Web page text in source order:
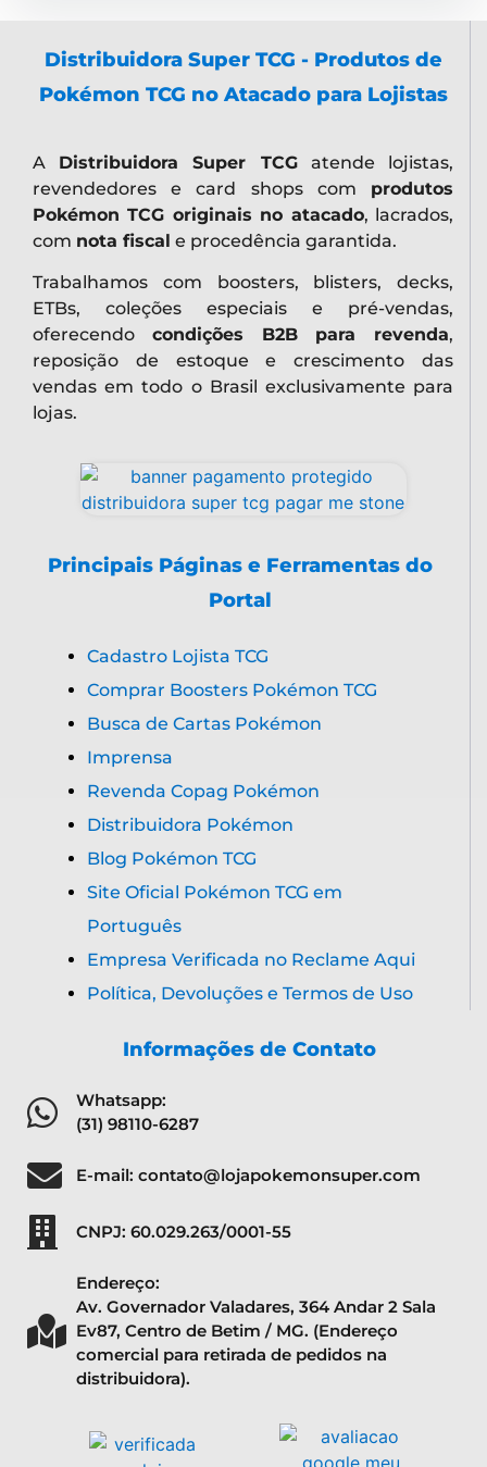
Distribuidora Super TCG - Produtos de
Pokémon TCG no Atacado para Lojistas
A Distribuidora Super TCGatende lojistas,
revendedores e card shops com produtos
Pokémon TCG originais no atacado, lacrados,
com nota fiscal e procedência garantida.
Trabalhamos com boosters, blisters, decks,
ETBs, coleções especiais e pré-vendas,
oferecendo condições B2B para revenda,
reposição de estoque e crescimento das
vendas em todo o Brasil exclusivamente para
lojas.
Principais Páginas e Ferramentas do
Portal
Cadastro Lojista TCG
Comprar Boosters Pokémon TCG
Busca de Cartas Pokémon
Imprensa
Revenda Copag Pokémon
Distribuidora Pokémon
Blog Pokémon TCG
Site Oficial Pokémon TCG em
Português
Empresa Verificada no Reclame Aqui
Política, Devoluções e Termos de Uso
Informações de Contato
Whatsapp:
(31) 98110-6287
E-mail: contato@lojapokemonsuper.com
CNPJ: 60.029.263/0001-55
Endereço:
Av. Governador Valadares, 364 Andar 2 Sala
Ev87, Centro de Betim / MG. (Endereço
comercial para retirada de pedidos na
distribuidora).